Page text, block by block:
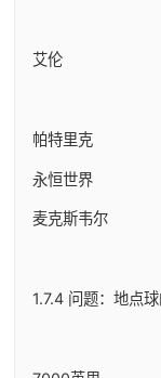
艾伦
帕特里克
永恒世界
麦克斯韦尔
1.7.4 问题：地点